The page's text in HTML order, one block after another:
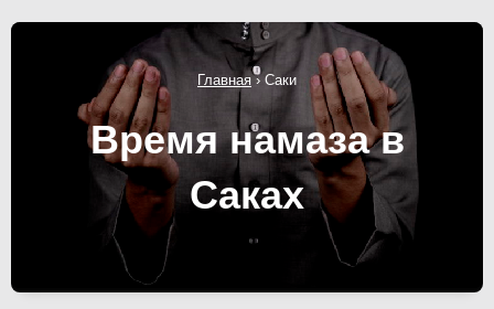
Главная› Саки
Время намаза в
Саках